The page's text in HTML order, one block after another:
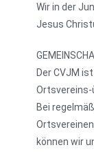
Wir in der
Jesus
Der CVJM
Ortsvereins-
Bei
können wir